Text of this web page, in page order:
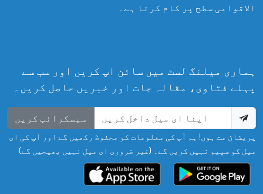
مصری دارالافتاء ایک غیر منافع بخش حکومتی ادارہ
ہماری میلنگ لسٹ میں سائن اپ کریں اور سب سے
پہلے فتاوی، مقالہ جات اور خبریں حاصل کریں۔
سبسکرائب کریں
پریشان مت ہوں! ہم آپ کی معلومات کو محفوظ رکھیں گے اور آپ کی ای
میل کو سپیم نہیں کریں گے۔ (غیر ضروری ای میل نہیں بھیجیں گے)